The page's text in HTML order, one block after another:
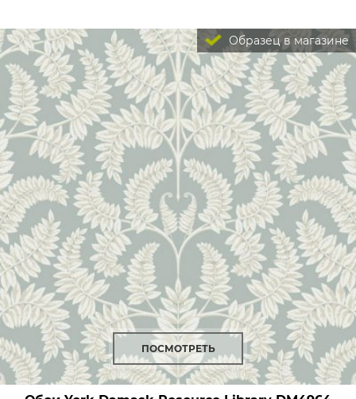
Образец в магазине
ПОСМОТРЕТЬ